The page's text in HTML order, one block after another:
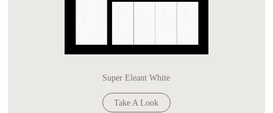
Super Eleant White
Take A Look